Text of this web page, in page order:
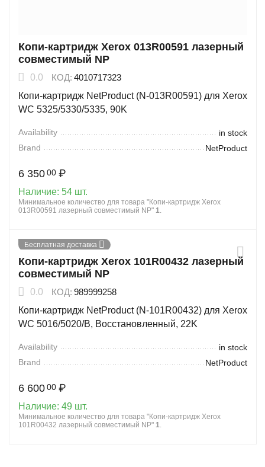
Копи-картридж Xerox 013R00591 лазерный
совместимый NP
0.0 КОД: 4010717323
Копи-картридж NetProduct (N-013R00591) для Xerox
WC 5325/5330/5335, 90K
Availability
in stock
Brand
NetProduct
6 350 00 ₽
Наличие: 54 шт.
Минимальное количество для товара "Копи-картридж Xerox
013R00591 лазерный совместимый NP" 1.
Бесплатная доставка
Копи-картридж Xerox 101R00432 лазерный
совместимый NP
0.0 КОД: 989999258
Копи-картридж NetProduct (N-101R00432) для Xerox
WC 5016/5020/B, Восстановленный, 22K
Availability
in stock
Brand
NetProduct
6 600 00 ₽
Наличие: 49 шт.
Минимальное количество для товара "Копи-картридж Xerox
101R00432 лазерный совместимый NP" 1.